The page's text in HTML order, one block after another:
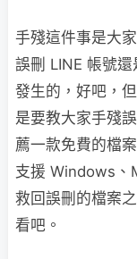
手殘這件事是大
誤刪 LINE 帳號
發生的，好吧，
是要教大家手殘
薦一款免費的檔
支援 Windows、
救回誤刪的檔案
看吧。